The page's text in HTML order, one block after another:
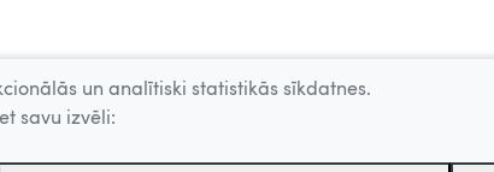
un analītiski statistikās sīkdatnes.
savu izvēli: